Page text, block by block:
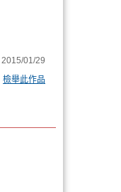
2015/01/29
檢舉此作品